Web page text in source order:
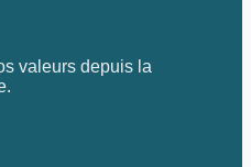
valeurs depuis la